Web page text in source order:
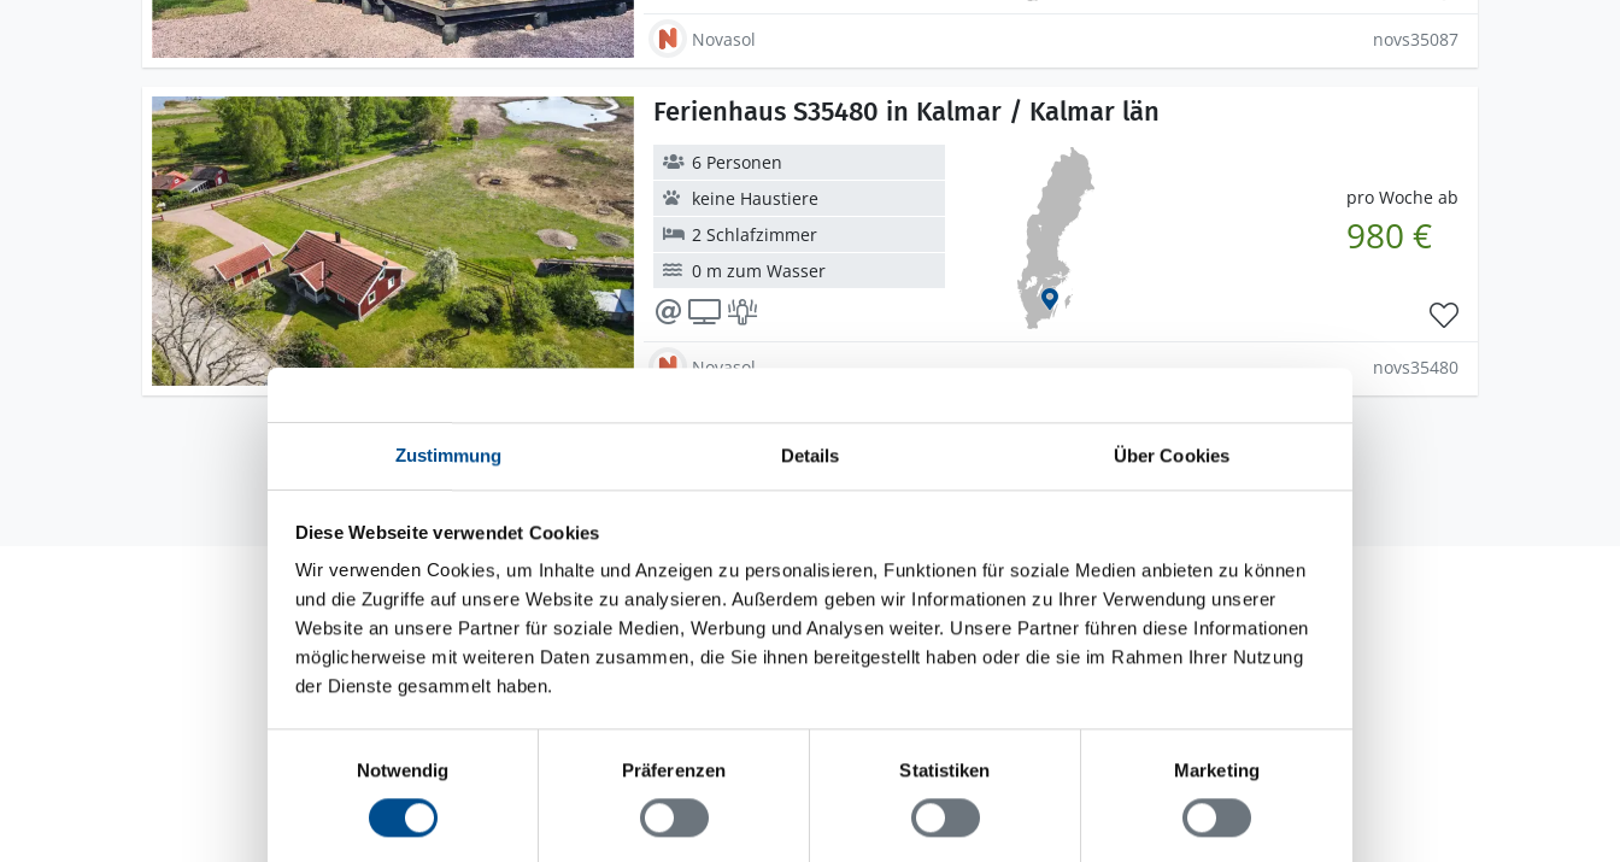
Zustimmung Details Über Cookies
Diese Webseite verwendet Cookies
Wir verwenden Cookies, um Inhalte und Anzeigen zu personalisieren, Funktionen für soziale Medien anbieten zu können
und die Zugriffe auf unsere Website zu analysieren. Außerdem geben wir Informationen zu Ihrer Verwendung unserer
Website an unsere Partner für soziale Medien, Werbung und Analysen weiter. Unsere Partner führen diese Informationen
möglicherweise mit weiteren Daten zusammen, die Sie ihnen bereitgestellt haben oder die sie im Rahmen Ihrer Nutzung
der Dienste gesammelt haben.
Notwendig
Präferenzen Statistiken Marketing
Novasol novs35087
Ferienhaus S35480 in Kalmar / Kalmar län
pro Woche ab
980 €
6 Personen
keine Haustiere
2 Schlafzimmer
0 m zum Wasser
Novasol novs35480
3
Kurze Wege in Kalmar
Viele Attraktionen in Kalmar sind prima zu Fuß zu erreichen. Nach Kriegen und Großbränden
entstand im 17. Jahrhundert das neue, im Barockstil rechtwinklig angeordnete Zentrum auf dem
sonst auf Kvarnholmen zur Brandvorbeugung Steinhäuser dominieren. Zu besichtigen sind das
Regionalmuseum Kalmar Läns Museum und das Seefahrtmuseum. Gamla Stan, das alte, verwinkelte
Stadtzentrum vor 1611, liegt dagegen nahe des Schlosses, ebenso wie der Stadtpark mit dem luftig